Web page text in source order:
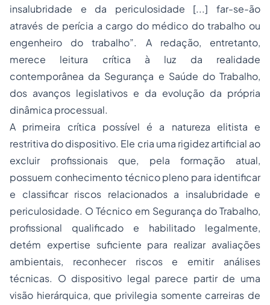
insalubridade e da periculosidade [...] far-se-ão
através de perícia a cargo do médico do trabalho ou
engenheiro do trabalho”. A redação, entretanto,
merece leitura crítica à luz da realidade
contemporânea da Segurança e Saúde do Trabalho,
dos avanços legislativos e da evolução da própria
dinâmica processual.
A primeira crítica possível é a natureza elitista e
restritiva do dispositivo. Ele cria uma rigidez artificial ao
excluir profissionais que, pela formação atual,
possuem conhecimento técnico pleno para identificar
e classificar riscos relacionados a insalubridade e
periculosidade. O Técnico em Segurança do Trabalho,
profissional qualificado e habilitado legalmente,
detém expertise suficiente para realizar avaliações
ambientais, reconhecer riscos e emitir análises
técnicas. O dispositivo legal parece partir de uma
visão hierárquica, que privilegia somente carreiras de